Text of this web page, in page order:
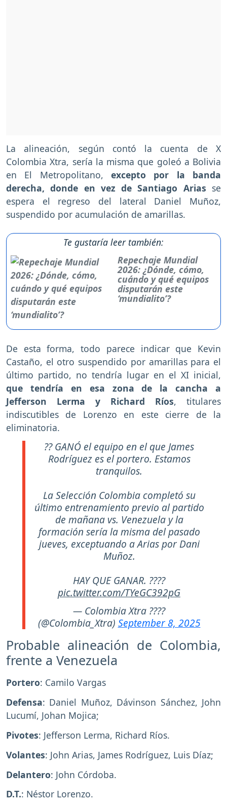
La alineación, según contó la cuenta de X
Colombia Xtra, sería la misma que goleó a Bolivia
en El Metropolitano, excepto por la banda
derecha, donde en vez de Santiago Arias se
espera el regreso del lateral Daniel Muñoz,
suspendido por acumulación de amarillas.
Te gustaría leer también:
Repechaje Mundial
2026: ¿Dónde, cómo,
cuándo y qué equipos
disputarán este
‘mundialito’?
De esta forma, todo parece indicar que Kevin
Castaño, el otro suspendido por amarillas para el
último partido, no tendría lugar en el XI inicial,
que tendría en esa zona de la cancha a
Jefferson Lerma y Richard Ríos, titulares
indiscutibles de Lorenzo en este cierre de la
eliminatoria.
?? GANÓ el equipo en el que James
Rodríguez es el portero. Estamos
tranquilos.
La Selección Colombia completó su
último entrenamiento previo al partido
de mañana vs. Venezuela y la
formación sería la misma del pasado
jueves, exceptuando a Arias por Dani
Muñoz.
HAY QUE GANAR. ????
pic.twitter.com/TYeGC392pG
— Colombia Xtra ????
(@Colombia_Xtra) September 8, 2025
Probable alineación de Colombia,
frente a Venezuela
Portero: Camilo Vargas
Defensa: Daniel Muñoz, Dávinson Sánchez, John
Lucumí, Johan Mojica;
Pivotes: Jefferson Lerma, Richard Ríos.
Volantes: John Arias, James Rodríguez, Luis Díaz;
Delantero: John Córdoba.
D.T.: Néstor Lorenzo.